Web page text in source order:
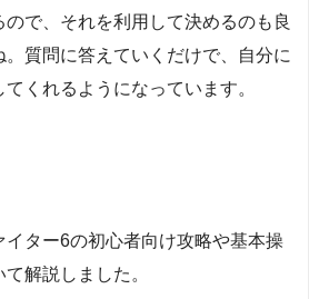
で、それを利用して決めるのも良
質問に答えていくだけで、自分に
くれるようになっています。
ター6の初心者向け攻略や基本操
解説しました。